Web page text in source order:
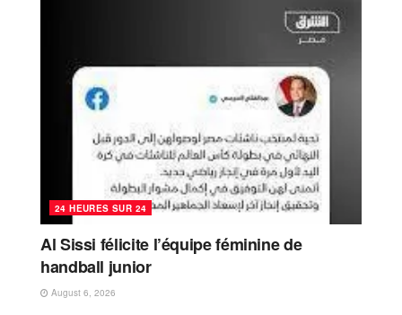
24 HEURES SUR 24
Al Sissi félicite l’équipe féminine de
handball junior
August 6, 2026